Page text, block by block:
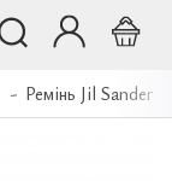
Ремінь Jil Sander